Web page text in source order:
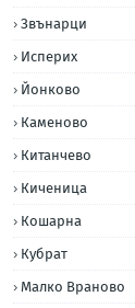
Звънарци
Исперих
Йонково
Каменово
Китанчево
Киченица
Кошарна
Кубрат
Малко Враново